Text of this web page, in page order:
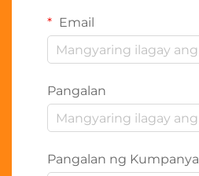
Email
Pangalan
Pangalan ng Kumpanya